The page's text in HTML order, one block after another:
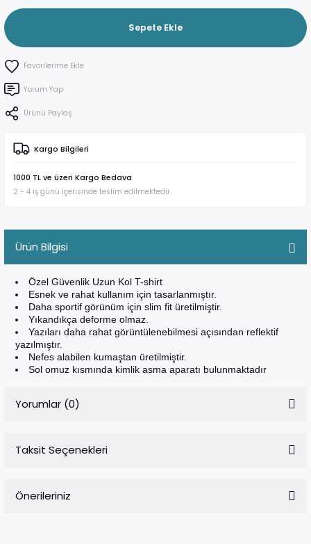
Sepete Ekle
Yorum Yap
Ürünü Paylaş
Kargo Bilgileri
1000 TL ve üzeri Kargo Bedava
2 - 4 iş günü içerisinde teslim edilmektedir.
Ürün Bilgisi
Özel Güvenlik Uzun Kol T-shirt
Esnek ve rahat kullanım için tasarlanmıştır.
Daha sportif görünüm için slim fit üretilmiştir.
Yıkandıkça deforme olmaz.
Yazıları daha rahat görüntülenebilmesi açısından reflektif
yazılmıştır.
Nefes alabilen kumaştan üretilmiştir.
Sol omuz kısmında kimlik asma aparatı bulunmaktadır
Yorumlar (0)
Taksit Seçenekleri
Önerileriniz